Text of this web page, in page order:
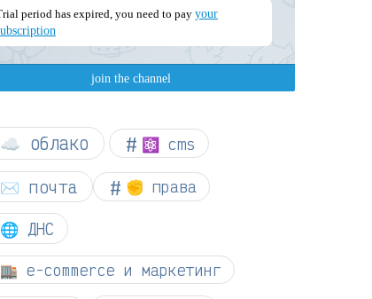
☁︎ облако ⚛ cms
✉️ почта ✊ права
🌐 ДНС
🏬 e-commerce и маркетинг